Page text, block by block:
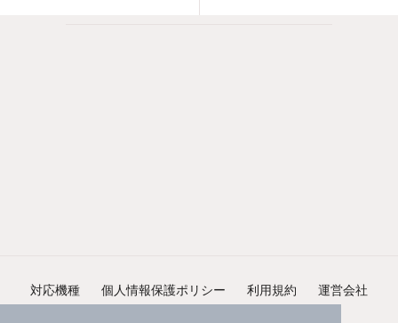
対応機種 個人情報保護ポリシー 利用規約 運営会社